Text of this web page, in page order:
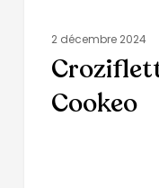
2 décembre 2024
Cookeo